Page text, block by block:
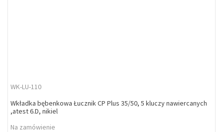
WK-LU-110
Wkładka bębenkowa Łucznik CP Plus 35/50, 5 kluczy nawiercanych
,atest 6.D, nikiel
Na zamówienie